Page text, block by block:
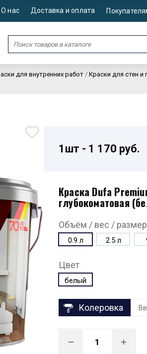
О нас Доставка и оплата
для внутренних работ / Краски для стен и
1шт - 1 170 руб.
Краска Dufa
глубокоматовая
Объём / вес / размер
0.9 л 2.5 л
Цвет
белый
Колеровка